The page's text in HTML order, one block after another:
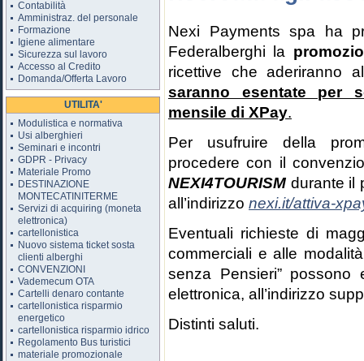
Contabilità
Amministraz. del personale
Formazione
Igiene alimentare
Sicurezza sul lavoro
Accesso al Credito
Domanda/Offerta Lavoro
UTILITA'
Modulistica e normativa
Usi alberghieri
Seminari e incontri
GDPR - Privacy
Materiale Promo
DESTINAZIONE
MONTECATINITERME
Servizi di acquiring (moneta
elettronica)
cartellonistica
Nuovo sistema ticket sosta
clienti alberghi
CONVENZIONI
Vademecum OTA
Cartelli denaro contante
cartellonistica risparmio
energetico
cartellonistica risparmio idrico
Regolamento Bus turistici
materiale promozionale
Nexi Payments spa ha
Federalberghi la
ricettive che aderiranno
saranno esentate per
mensile di XPay.
Per usufruire della
procedere con il
NEXI4TOURISM durante il
all’indirizzo nexi.it/attiva-
Eventuali richieste di
commerciali e alle
senza Pensieri”
elettronica, all’indirizzo
Distinti saluti.